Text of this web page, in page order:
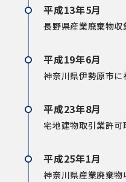
平成13年5月
長野県産業廃棄物
平成19年6月
神奈川県伊勢原市
平成23年8月
宅地建物取引業許可
平成25年1月
神奈川県産業廃棄